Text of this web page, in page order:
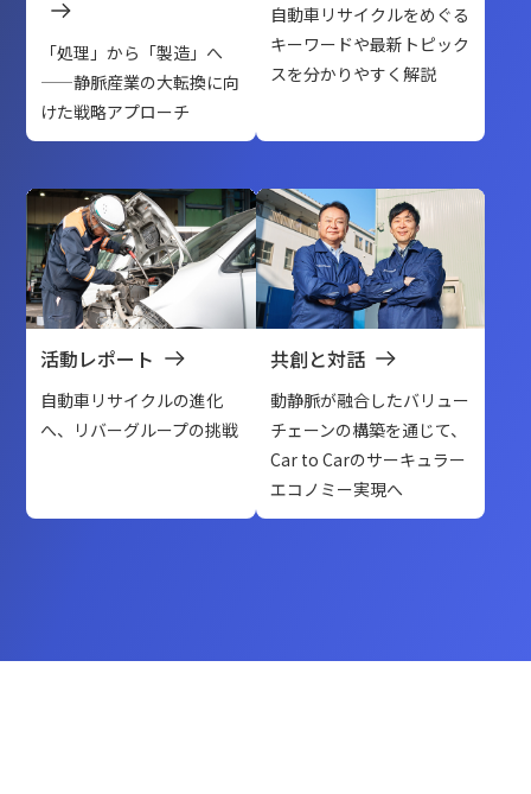
「処理」から「製造」へ
——静脈産業の大転換に向
けた戦略アプローチ
自動車リサイクルをめぐる
キーワードや最新トピック
スを分かりやすく解説
活動レポート
自動車リサイクルの進化
へ、リバーグループの挑戦
共創と対話
動静脈が融合したバリュー
チェーンの構築を通じて、
Car to Carのサーキュラー
エコノミー実現へ